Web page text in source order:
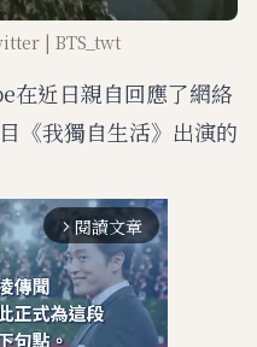
| BTS_twt
在近日親自回應了網絡
《我獨自生活》出演的
arrow_forward_ios 閱讀文章